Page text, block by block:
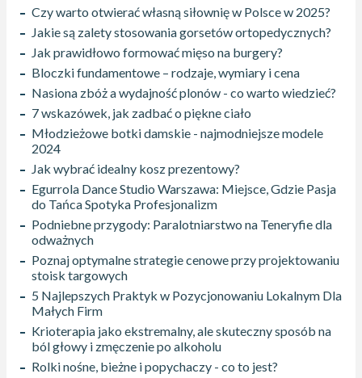
Czy warto otwierać własną siłownię w Polsce w 2025?
Jakie są zalety stosowania gorsetów ortopedycznych?
Jak prawidłowo formować mięso na burgery?
Bloczki fundamentowe – rodzaje, wymiary i cena
Nasiona zbóż a wydajność plonów - co warto wiedzieć?
7 wskazówek, jak zadbać o piękne ciało
Młodzieżowe botki damskie - najmodniejsze modele
2024
Jak wybrać idealny kosz prezentowy?
Egurrola Dance Studio Warszawa: Miejsce, Gdzie Pasja
do Tańca Spotyka Profesjonalizm
Podniebne przygody: Paralotniarstwo na Teneryfie dla
odważnych
Poznaj optymalne strategie cenowe przy projektowaniu
stoisk targowych
5 Najlepszych Praktyk w Pozycjonowaniu Lokalnym Dla
Małych Firm
Krioterapia jako ekstremalny, ale skuteczny sposób na
ból głowy i zmęczenie po alkoholu
Rolki nośne, bieżne i popychaczy - co to jest?